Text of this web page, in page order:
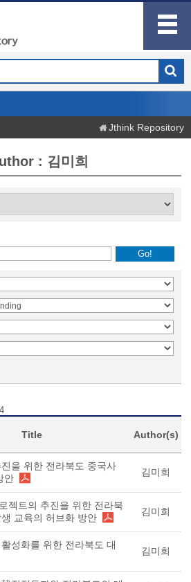
Jthink Repository
: 김미희
Title Author(s)
을 위한 전라북도 중국사
안
김미희
젝트의 추진을 위한 전라북
교육의 허브화 방안
김미희
성화를 위한 전라북도 대
김미희